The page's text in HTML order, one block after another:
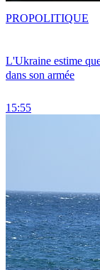
L'Ukraine estime
dans son armée
15:55
PROPOLITIQUE